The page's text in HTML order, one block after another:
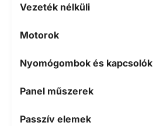
Vezeték nélküli
Motorok
Nyomógombok és kapcsolók
Panel műszerek
Passzív elemek